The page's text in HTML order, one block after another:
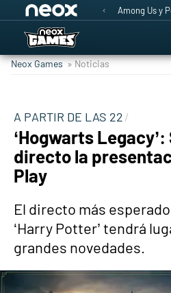
Among Us y
Neox Games » Noticias
A PARTIR DE LAS 22
‘Hogwarts
directo la
Play
El directo más
‘Harry Potter’ tendrá
grandes novedades.